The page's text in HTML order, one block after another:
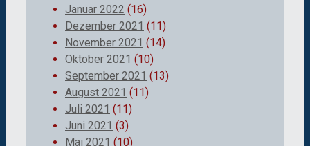
Januar 2022 (16)
Dezember 2021 (11)
November 2021 (14)
Oktober 2021 (10)
September 2021 (13)
August 2021 (11)
Juli 2021 (11)
Juni 2021 (3)
Mai 2021 (10)